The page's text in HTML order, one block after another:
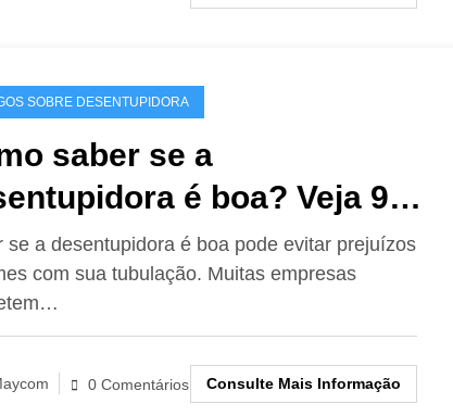
SOBRE DESENTUPIDORA
saber se a
é boa? Veja 9
se a desentupidora é boa pode evitar prejuízos
com sua tubulação. Muitas empresas
0 Comentários Consulte Mais Informação